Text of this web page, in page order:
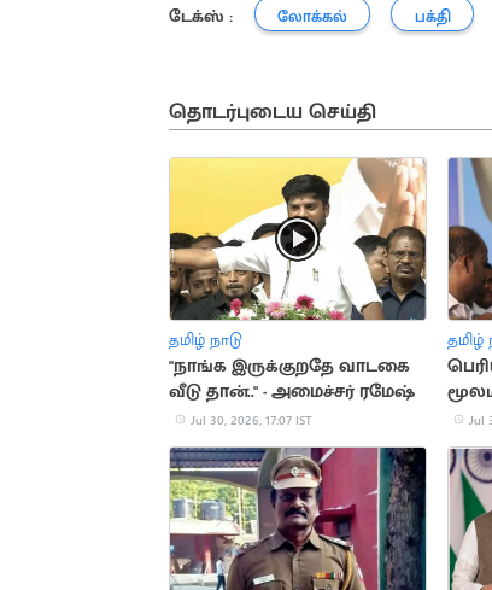
டேக்ஸ் : லோக்கல் பக்தி
தொடர்புடைய செய்தி
தமிழ் நாடு
"நாங்க இருக்குறதே வாடகை
வீடு தான்.." - அமைச்சர் ரமேஷ்
Jul 30, 2026, 17:07 IST
தமிழ்
Jul